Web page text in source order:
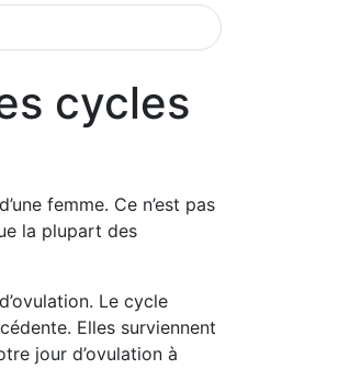
cycles
femme. Ce n’est pas
la plupart des
Le cycle
Elles surviennent
jour d’ovulation à